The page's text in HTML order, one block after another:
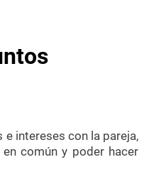
intereses con la pareja,
común y poder hacer